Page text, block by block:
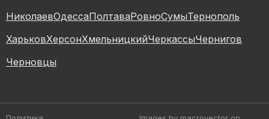
НиколаевОдессаПолтаваРовноСумыТернополь
ХарьковХерсонХмельницкийЧеркассыЧернигов
Черновцы